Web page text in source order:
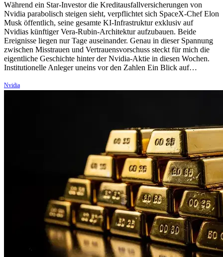
Während ein Star-Investor die Kreditausfallversicherungen von
Nvidia parabolisch steigen sieht, verpflichtet sich SpaceX-Chef Elon
Musk öffentlich, seine gesamte KI-Infrastruktur exklusiv auf
Nvidias künftiger Vera-Rubin-Architektur aufzubauen. Beide
Ereignisse liegen nur Tage auseinander. Genau in dieser Spannung
zwischen Misstrauen und Vertrauensvorschuss steckt für mich die
eigentliche Geschichte hinter der Nvidia-Aktie in diesen Wochen.
Institutionelle Anleger uneins vor den Zahlen Ein Blick auf…
Nvidia